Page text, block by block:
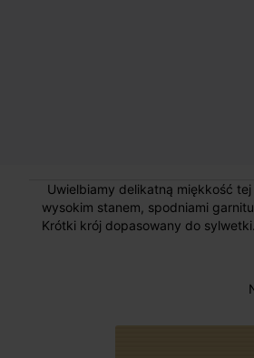
Uwielbiamy delikatną miękkość
wysokim stanem, spodniami
Krótki krój dopasowany do